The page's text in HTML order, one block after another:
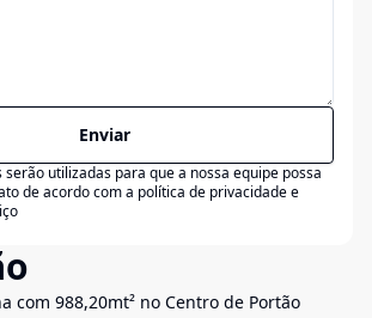
Enviar
utilizadas para que a nossa equipe possa
de acordo com a política de privacidade e
com 988,20mt² no Centro de Portão